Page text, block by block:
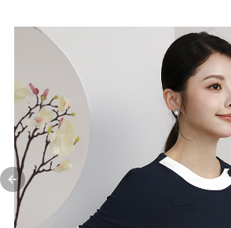
Previous slide